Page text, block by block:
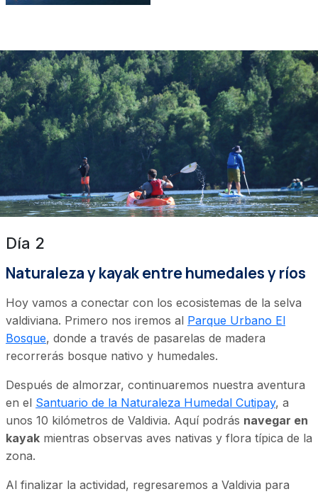
Día 2
Naturaleza y kayak entre humedales y ríos
Hoy vamos a conectar con los ecosistemas de la selva
valdiviana. Primero nos iremos al Parque Urbano El
Bosque, donde a través de pasarelas de madera
recorrerás bosque nativo y humedales.
Después de almorzar, continuaremos nuestra aventura
en el Santuario de la Naturaleza Humedal Cutipay, a
unos 10 kilómetros de Valdivia. Aquí podrás navegar en
kayak mientras observas aves nativas y flora típica de la
zona.
Al finalizar la actividad, regresaremos a Valdivia para